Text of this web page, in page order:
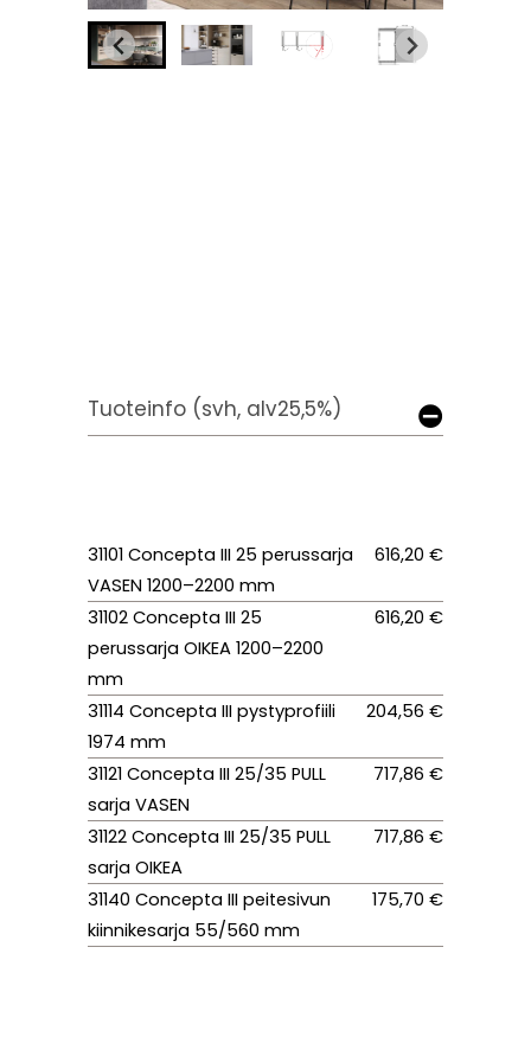
Tuoteinfo (svh, alv25,5%)
31101 Concepta III 25 perussarja
VASEN 1200–2200 mm
616,20 €
31102 Concepta III 25
perussarja OIKEA 1200–2200
mm
616,20 €
31114 Concepta III pystyprofiili
1974 mm
204,56 €
31121 Concepta III 25/35 PULL
sarja VASEN
717,86 €
31122 Concepta III 25/35 PULL
sarja OIKEA
717,86 €
31140 Concepta III peitesivun
kiinnikesarja 55/560 mm
175,70 €